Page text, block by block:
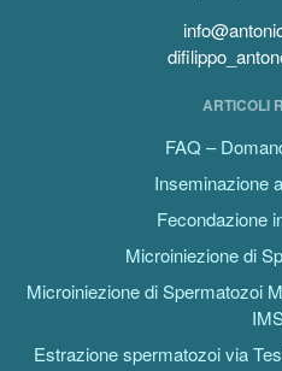
ARTICOLI
FAQ –
Inseminazione
Fecondazione
Microiniezione di
Microiniezione di Spermatozoi
Estrazione spermatozoi via